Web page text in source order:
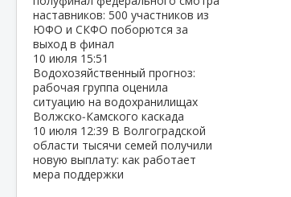
наставников: 500 участников из
ЮФО и СКФО поборются за
выход в финал
10 июля 15:51
Водохозяйственный прогноз:
рабочая группа оценила
ситуацию на водохранилищах
Волжско‑Камского каскада
10 июля 12:39 В Волгоградской
области тысячи семей получили
новую выплату: как работает
мера поддержки